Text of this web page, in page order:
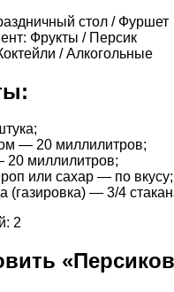
стол / Фуршет
Фрукты / Персик
/ Алкогольные
— 20 миллилитров;
миллилитров;
или сахар — по вкусу;
(газировка) — 3/4
2